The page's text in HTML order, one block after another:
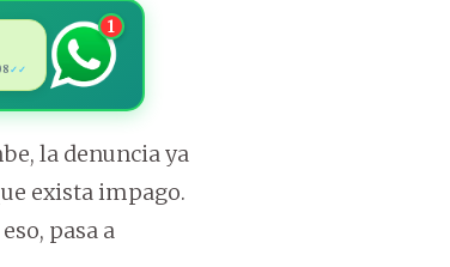
✓✓
1
la denuncia ya
exista impago.
pasa a